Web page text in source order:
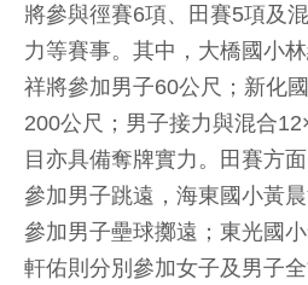
將參與徑賽6項、田賽5項及
力等賽事。其中，大橋國小
祥將參加男子60公尺；新化
200公尺；男子接力與混合
目亦具備奪牌實力。田賽方
參加男子跳遠，海東國小黃
參加男子壘球擲遠；東光國
軒佑則分別參加女子及男子